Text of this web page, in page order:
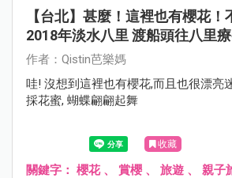
【台北】甚麼！這裡也有櫻花！
2018年淡水八里 渡船頭往八里
作者：Qistin芭樂媽
哇! 沒想到這裡也有櫻花,而且也很漂亮
採花蜜, 蝴蝶翩翩起舞
收藏
關鍵字： 櫻花、 賞櫻、 旅遊 、 親子